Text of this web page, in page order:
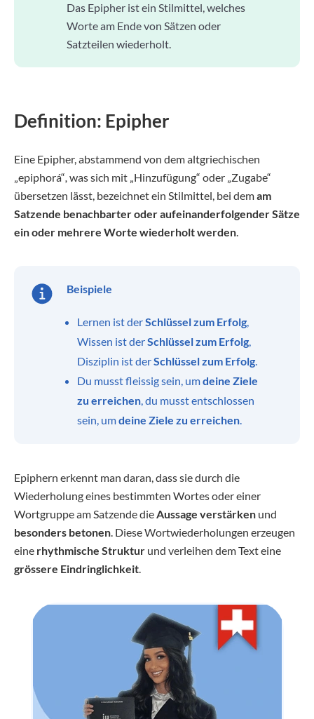
Das Epipher ist ein Stilmittel, welches
Worte am Ende von Sätzen oder
Satzteilen wiederholt.
Definition: Epipher
Eine Epipher, abstammend von dem altgriechischen
„epiphorá“, was sich mit „Hinzufügung“ oder „Zugabe“
übersetzen lässt, bezeichnet ein Stilmittel, bei demam
Satzende benachbarter oder aufeinanderfolgender Sätze
ein oder mehrere Worte wiederholt werden.
Beispiele
Lernen ist derSchlüssel zum Erfolg,
Wissen ist derSchlüssel zum Erfolg,
Disziplin ist derSchlüssel zum Erfolg.
Du musst fleissig sein, umdeine Ziele
zu erreichen, du musst entschlossen
sein, umdeine Ziele zu erreichen.
Epiphern erkennt man daran, dass sie durch die
Wiederholung eines bestimmten Wortes oder einer
Wortgruppe am Satzende dieAussage verstärken und
besonders betonen. Diese Wortwiederholungen erzeugen
eine rhythmische Struktur und verleihen dem Text eine
grössere Eindringlichkeit.